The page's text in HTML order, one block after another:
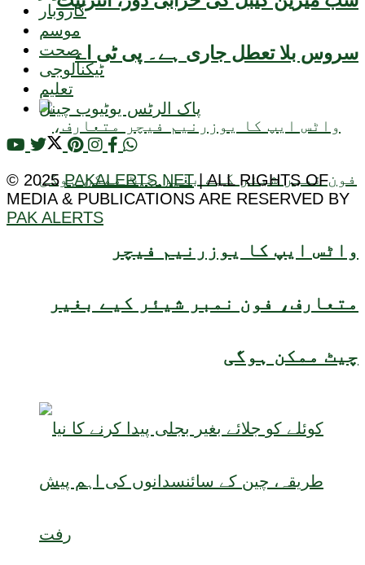
سروس بلا تعطل جاری ہے۔ پی ٹی اے
واٹس ایپ کا یوزرنیم فیچر
متعارف، فون نمبر شیئر کیے بغیر
چیٹ ممکن ہوگی
کاروبار
موسم
صحت
ٹیکنالوجی
تعلیم
پاک الرٹس یوٹیوب چینل
© 2025PAKALERTS.NET| ALL RIGHTS OF
MEDIA & PUBLICATIONS ARE RESERVED BY
PAK ALERTS